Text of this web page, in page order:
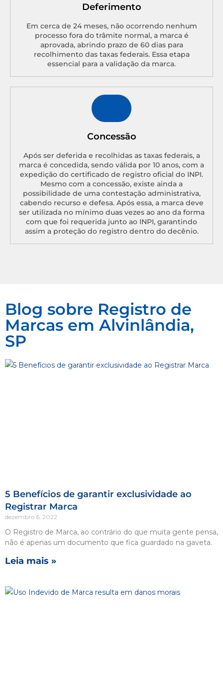
Deferimento
Em cerca de 24 meses, não ocorrendo nenhum
processo fora do trâmite normal, a marca é
aprovada, abrindo prazo de 60 dias para
recolhimento das taxas federais. Essa etapa
essencial para a validação da marca.
Concessão
Após ser deferida e recolhidas as taxas federais, a
marca é concedida, sendo válida por 10 anos, com a
expedição do certificado de registro oficial do INPI.
Mesmo com a concessão, existe ainda a
possibilidade de uma contestação administrativa,
cabendo recurso e defesa. Após essa, a marca deve
ser utilizada no mínimo duas vezes ao ano da forma
com que foi requerida junto ao INPI, garantindo
assim a proteção do registro dentro do decênio.
Blog sobre Registro de
Marcas em Alvinlândia,
SP
5 Benefícios de garantir exclusividade ao
Registrar Marca
dezembro 6, 2022
O Registro de Marca, ao contrário do que muita gente pensa,
não é apenas um documento que fica guardado na gaveta.
Leia mais »